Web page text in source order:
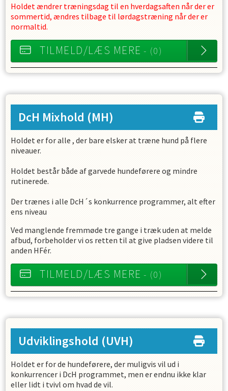
Holdet ændrer træningsdag til en hverdagsaften når der er
sommertid, ændres tilbage til lørdagstræning når der er
normaltid.
TILMELD/LÆS MERE - (0)
DcH Mixhold (MH)
Holdet er for alle , der bare elsker at træne hund på flere
niveauer.
Holdet består både af garvede hundeførere og mindre
rutinerede.
Der trænes i alle DcH´s konkurrence programmer, alt efter
ens niveau
Ved manglende fremmøde tre gange i træk uden at melde
afbud, forbeholder vi os retten til at give pladsen videre til
anden HFér.
TILMELD/LÆS MERE - (0)
Udviklingshold (UVH)
Holdet er for de hundeførere, der muligvis vil ud i
konkurrencer i DcH programmet, men er endnu ikke klar
eller lidt i tvivl om hvad de vil.